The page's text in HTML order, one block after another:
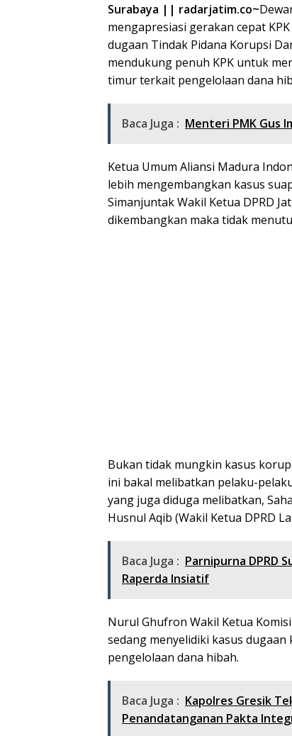
Surabaya || radarjatim.co~
mengapresiasi gerakan cepat
dugaan Tindak Pidana Korupsi
mendukung penuh KPK untuk
timur terkait pengelolaan dana
Baca Juga : Menteri PMK Gus
Ketua Umum Aliansi Madura
lebih mengembangkan kasus
Simanjuntak Wakil Ketua DPRD
dikembangkan maka tidak
Bukan tidak mungkin kasus
ini bakal melibatkan pelaku-
yang juga diduga melibatkan,
Husnul Aqib (Wakil Ketua DPRD
Baca Juga : Parnipurna DPRD
Raperda Insiatif
Nurul Ghufron Wakil Ketua
sedang menyelidiki kasus
pengelolaan dana hibah.
Baca Juga : Kapolres Gresik
Penandatanganan Pakta